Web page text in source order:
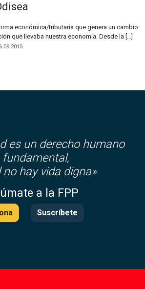
económica/tributaria que genera un cambio
que llevaba nuestra economía. Desde la […]
es un derecho humano
fundamental,
no hay vida digna»
a la FPP
Suscríbete